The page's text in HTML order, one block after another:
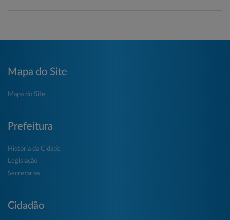
Mapa do Site
Mapa do Site
Prefeitura
História da Cidade
Legislação
Secretarias
Cidadão